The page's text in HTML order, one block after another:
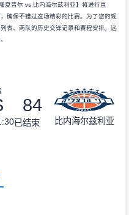
夏普尔 vs 比内海尔兹利亚】将进行直
确保不错过这场精彩的比赛。为了您的观
表、两队的历史交锋记录和赛程安排。这
84
已结束 比内海尔兹利亚